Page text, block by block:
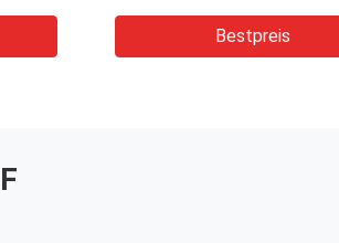
Stromkabelanwendungen
Bestpreis